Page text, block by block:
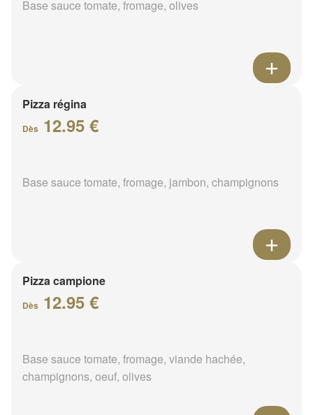
Base sauce tomate, fromage, olives
Pizza régina
Dès 12.95 €
Base sauce tomate, fromage, jambon, champignons
Pizza campione
Dès 12.95 €
Base sauce tomate, fromage, viande hachée,
champignons, oeuf, olives